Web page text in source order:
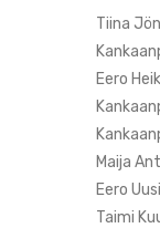
Tiina
Eero
Maija
Eero
Taimi